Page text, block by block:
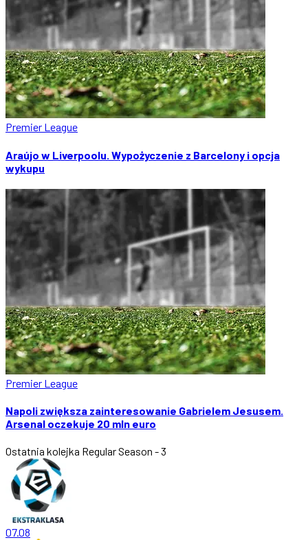
Premier League
Araújo w Liverpoolu. Wypożyczenie z Barcelony i opcja
wykupu
Premier League
Napoli zwiększa zainteresowanie Gabrielem Jesusem.
Arsenal oczekuje 20 mln euro
Ostatnia kolejka Regular Season - 3
07.08